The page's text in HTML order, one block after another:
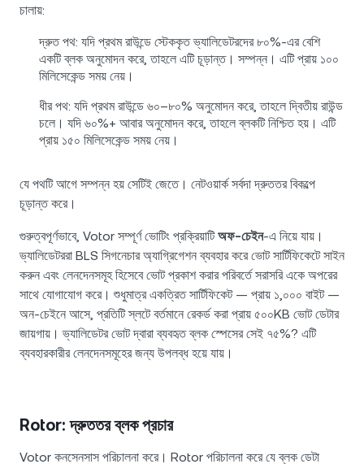
চালায়:
দ্রুত পথ: যদি প্রথম রাউন্ডে স্টেককৃত ভ্যালিডেটরদের ৮০%-এর বেশি
একটি ব্লক অনুমোদন করে, তাহলে এটি চূড়ান্ত। সম্পন্ন। এটি প্রায় ১০০
মিলিসেকেন্ড সময় নেয়।
ধীর পথ: যদি প্রথম রাউন্ডে ৬০–৮০% অনুমোদন করে, তাহলে দ্বিতীয় রাউন্ড
চলে। যদি ৬০%+ আবার অনুমোদন করে, তাহলে ব্লকটি নিশ্চিত হয়। এটি
প্রায় ১৫০ মিলিসেকেন্ড সময় নেয়।
যে পথটি আগে সম্পন্ন হয় সেটিই জেতে। নেটওয়ার্ক সর্বদা দ্রুততর বিকল্পে
চূড়ান্ত করে।
গুরুত্বপূর্ণভাবে, Votor সম্পূর্ণ ভোটিং প্রক্রিয়াটিঅফ-চেইন-এ নিয়ে যায়।
ভ্যালিডেটররা BLS সিগনেচার অ্যাগ্রিগেশন ব্যবহার করে ভোট সার্টিফিকেটে সাইন
করুন এবং লেনদেনসমূহ হিসেবে ভোট প্রকাশ করার পরিবর্তে সরাসরি একে অপরের
সাথে যোগাযোগ করে। শুধুমাত্র একত্রিত সার্টিফিকেট — প্রায় ১,০০০ বাইট —
অন-চেইনে আসে, প্রতিটি স্লটে বর্তমানে রেকর্ড করা প্রায় ৫০০KB ভোট ডেটার
জায়গায়। ভ্যালিডেটর ভোট দ্বারা ব্যবহৃত ব্লক স্পেসের সেই ৭৫%? এটি
ব্যবহারকারীর লেনদেনসমূহের জন্য উপলব্ধ হয়ে যায়।
Rotor: দ্রুততর ব্লক প্রচার
Votor কনসেনসাস পরিচালনা করে। Rotor পরিচালনা করে যে ব্লক ডেটা